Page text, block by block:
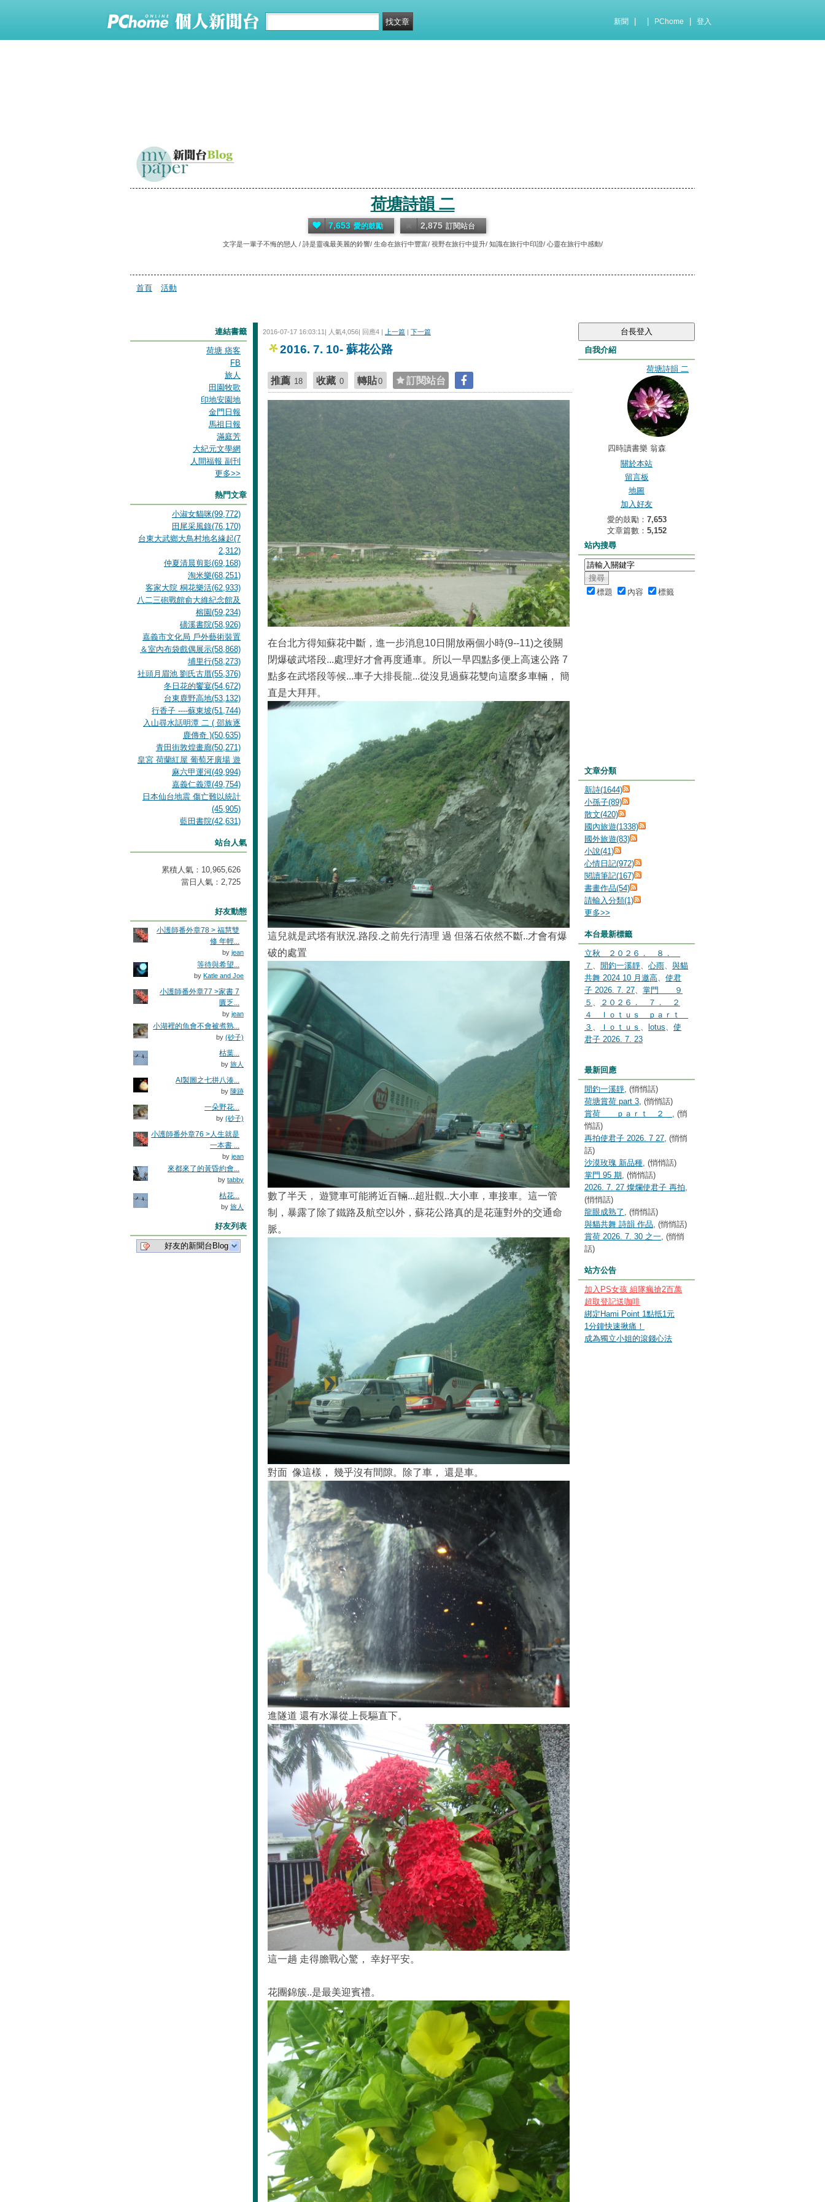
新聞 PChome 登入
荷塘詩韻 二
文字是一輩子不悔的戀人 / 詩是靈魂最美麗的鈴響/ 生命在旅行中豐富/ 視野在旅行中提升/ 知識在旅行中印證/ 心靈在旅行中感動/
7,653 愛的鼓勵 2,875 訂閱站台
首頁 活動
2016-07-17 16:03:11| 人氣4,056| 回應4 | 上一篇 | 下一篇
2016. 7. 10- 蘇花公路
推薦 18 收藏 0 轉貼0 訂閱站台
在台北方得知蘇花中斷，進一步消息10日開放兩個小時(9--11)之後關
閉爆破武塔段...處理好才會再度通車。所以一早四點多便上高速公路 7
點多在武塔段等候...車子大排長龍...從沒見過蘇花雙向這麼多車輛， 簡
直是大拜拜。
這兒就是武塔有狀況.路段.之前先行清理 過 但落石依然不斷..才會有爆
破的處置
數了半天， 遊覽車可能將近百輛...超壯觀..大小車，車接車。這一管
制，暴露了除了鐵路及航空以外，蘇花公路真的是花蓮對外的交通命
脈。
對面 像這樣， 幾乎沒有間隙。除了車， 還是車。
進隧道 還有水瀑從上長驅直下。
這一趟 走得膽戰心驚， 幸好平安。
花團錦簇..是最美迎賓禮。
自我介紹
荷塘詩韻 二
四時讀書樂 翁森
關於本站
留言板
地圖
加入好友
愛的鼓勵： 7,653
文章篇數： 5,152
站內搜尋
標題 內容 標籤
文章分類
新詩(1644)
小孫子(89)
散文(420)
國內旅遊(1338)
國外旅遊(83)
小說(41)
心情日記(972)
閱讀筆記(167)
書畫作品(54)
請輸入分類(1)
更多>>
本台最新標籤
立秋 ２０２６． ８．
７ 、 閒釣一溪靜、 心雨、 與貓
共舞 2024 10 月邀高、 使君
子 2026. 7. 27、 掌門 ９
５ 、
２０２６． ７． ２
４ ｌｏｔｕｓ ｐａｒｔ
３ 、 ｌｏｔｕｓ 、 lotus、 使
君子 2026. 7. 23
最新回應
閒釣一溪靜, (悄悄話)
荷塘賞荷 part 3, (悄悄話)
賞荷 ｐａｒｔ ２ , (悄
悄話)
再拍使君子 2026. 7 27, (悄悄
話)
沙漠玫瑰 新品種, (悄悄話)
掌門 95 期, (悄悄話)
2026. 7. 27 燦爛使君子 再拍,
(悄悄話)
龍眼成熟了 , (悄悄話)
與貓共舞 詩韻 作品, (悄悄話)
賞荷 2026. 7. 30 之一, (悄悄
話)
站方公告
加入PS女孩 組隊瘋搶2百萬
超取登記送咖啡
綁定Hami Point 1點抵1元
1分鐘快速揪痛！
成為獨立小姐的滾錢心法
連結書籤
荷塘 痞客
FB
旅人
田園牧歌
印地安園地
金門日報
馬祖日報
滿庭芳
大紀元文學網
人間福報 副刊
更多>>
熱門文章
小淑女貓咪(99,772)
田尾采風錄(76,170)
台東大武鄉大鳥村地名緣起(7
2,312)
仲夏清晨剪影(69,168)
淘米樂(68,251)
客家大院 桐花樂活(62,933)
八二三砲戰館俞大維紀念館及
榕園(59,234)
磺溪書院(58,926)
嘉義市文化局 戶外藝術裝置
＆室內布袋戲偶展示(58,868)
埔里行(58,273)
社頭月眉池 劉氏古厝(55,376)
冬日花的饗宴(54,672)
台東鹿野高地(53,132)
行香子 ----蘇東坡(51,744)
入山尋水話明潭 二 ( 邵族逐
鹿傳奇 )(50,635)
青田街敦煌畫廊(50,271)
皇宮 荷蘭紅屋 葡萄牙廣場 遊
麻六甲運河(49,994)
嘉義仁義潭(49,754)
日本仙台地震 傷亡難以統計
(45,905)
藍田書院(42,631)
站台人氣
累積人氣： 10,965,626
當日人氣： 2,725
好友動態
小護師番外章78 > 福慧雙
修 年輕...
byjean
等待與希望...
byKatle and Joe
小護師番外章77 >家書 7
匱乏...
byjean
小湖裡的魚會不會被煮熟...
by(砂子)
枯葉...
by旅人
AI製圖之七拼八湊...
by陳跡
一朵野花...
by(砂子)
小護師番外章76 >人生就是
一本書 ...
byjean
來都來了的黃昏約會...
bytabby
枯花...
by旅人
好友列表
好友的新聞台Blog